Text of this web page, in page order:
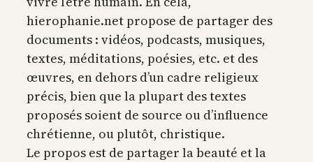
hierophanie.net propose de partager des
documents : vidéos, podcasts, musiques,
textes, méditations, poésies, etc. et des
œuvres, en dehors d’un cadre religieux
précis, bien que la plupart des textes
proposés soient de source ou d’influence
chrétienne, ou plutôt, christique.
Le propos est de partager la beauté et la